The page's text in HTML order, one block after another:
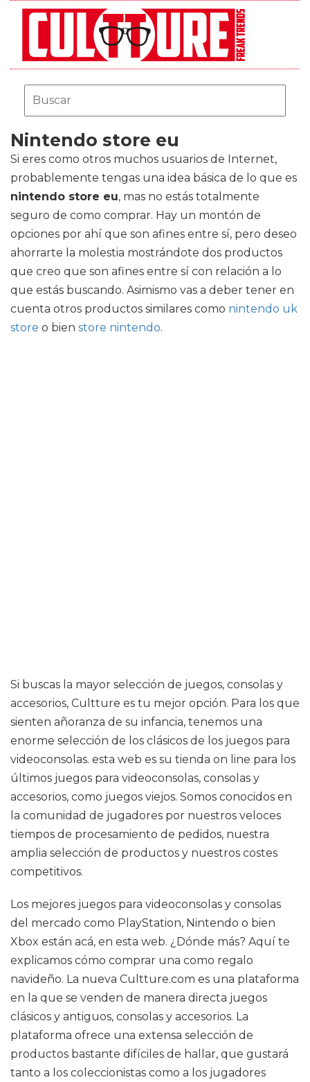
Nintendo store eu
Si eres como otros muchos usuarios de Internet,
probablemente tengas una idea básica de lo que es
nintendo store eu, mas no estás totalmente
seguro de como comprar. Hay un montón de
opciones por ahí que son afines entre sí, pero deseo
ahorrarte la molestia mostrándote dos productos
que creo que son afines entre sí con relación a lo
que estás buscando. Asimismo vas a deber tener en
cuenta otros productos similares como nintendo uk
store o bien store nintendo.
Si buscas la mayor selección de juegos, consolas y
accesorios, Cultture es tu mejor opción. Para los que
sienten añoranza de su infancia, tenemos una
enorme selección de los clásicos de los juegos para
videoconsolas. esta web es su tienda on line para los
últimos juegos para videoconsolas, consolas y
accesorios, como juegos viejos. Somos conocidos en
la comunidad de jugadores por nuestros veloces
tiempos de procesamiento de pedidos, nuestra
amplia selección de productos y nuestros costes
competitivos.
Los mejores juegos para videoconsolas y consolas
del mercado como PlayStation, Nintendo o bien
Xbox están acá, en esta web. ¿Dónde más? Aquí te
explicamos cómo comprar una como regalo
navideño. La nueva Cultture.com es una plataforma
en la que se venden de manera directa juegos
clásicos y antiguos, consolas y accesorios. La
plataforma ofrece una extensa selección de
productos bastante difíciles de hallar, que gustará
tanto a los coleccionistas como a los jugadores